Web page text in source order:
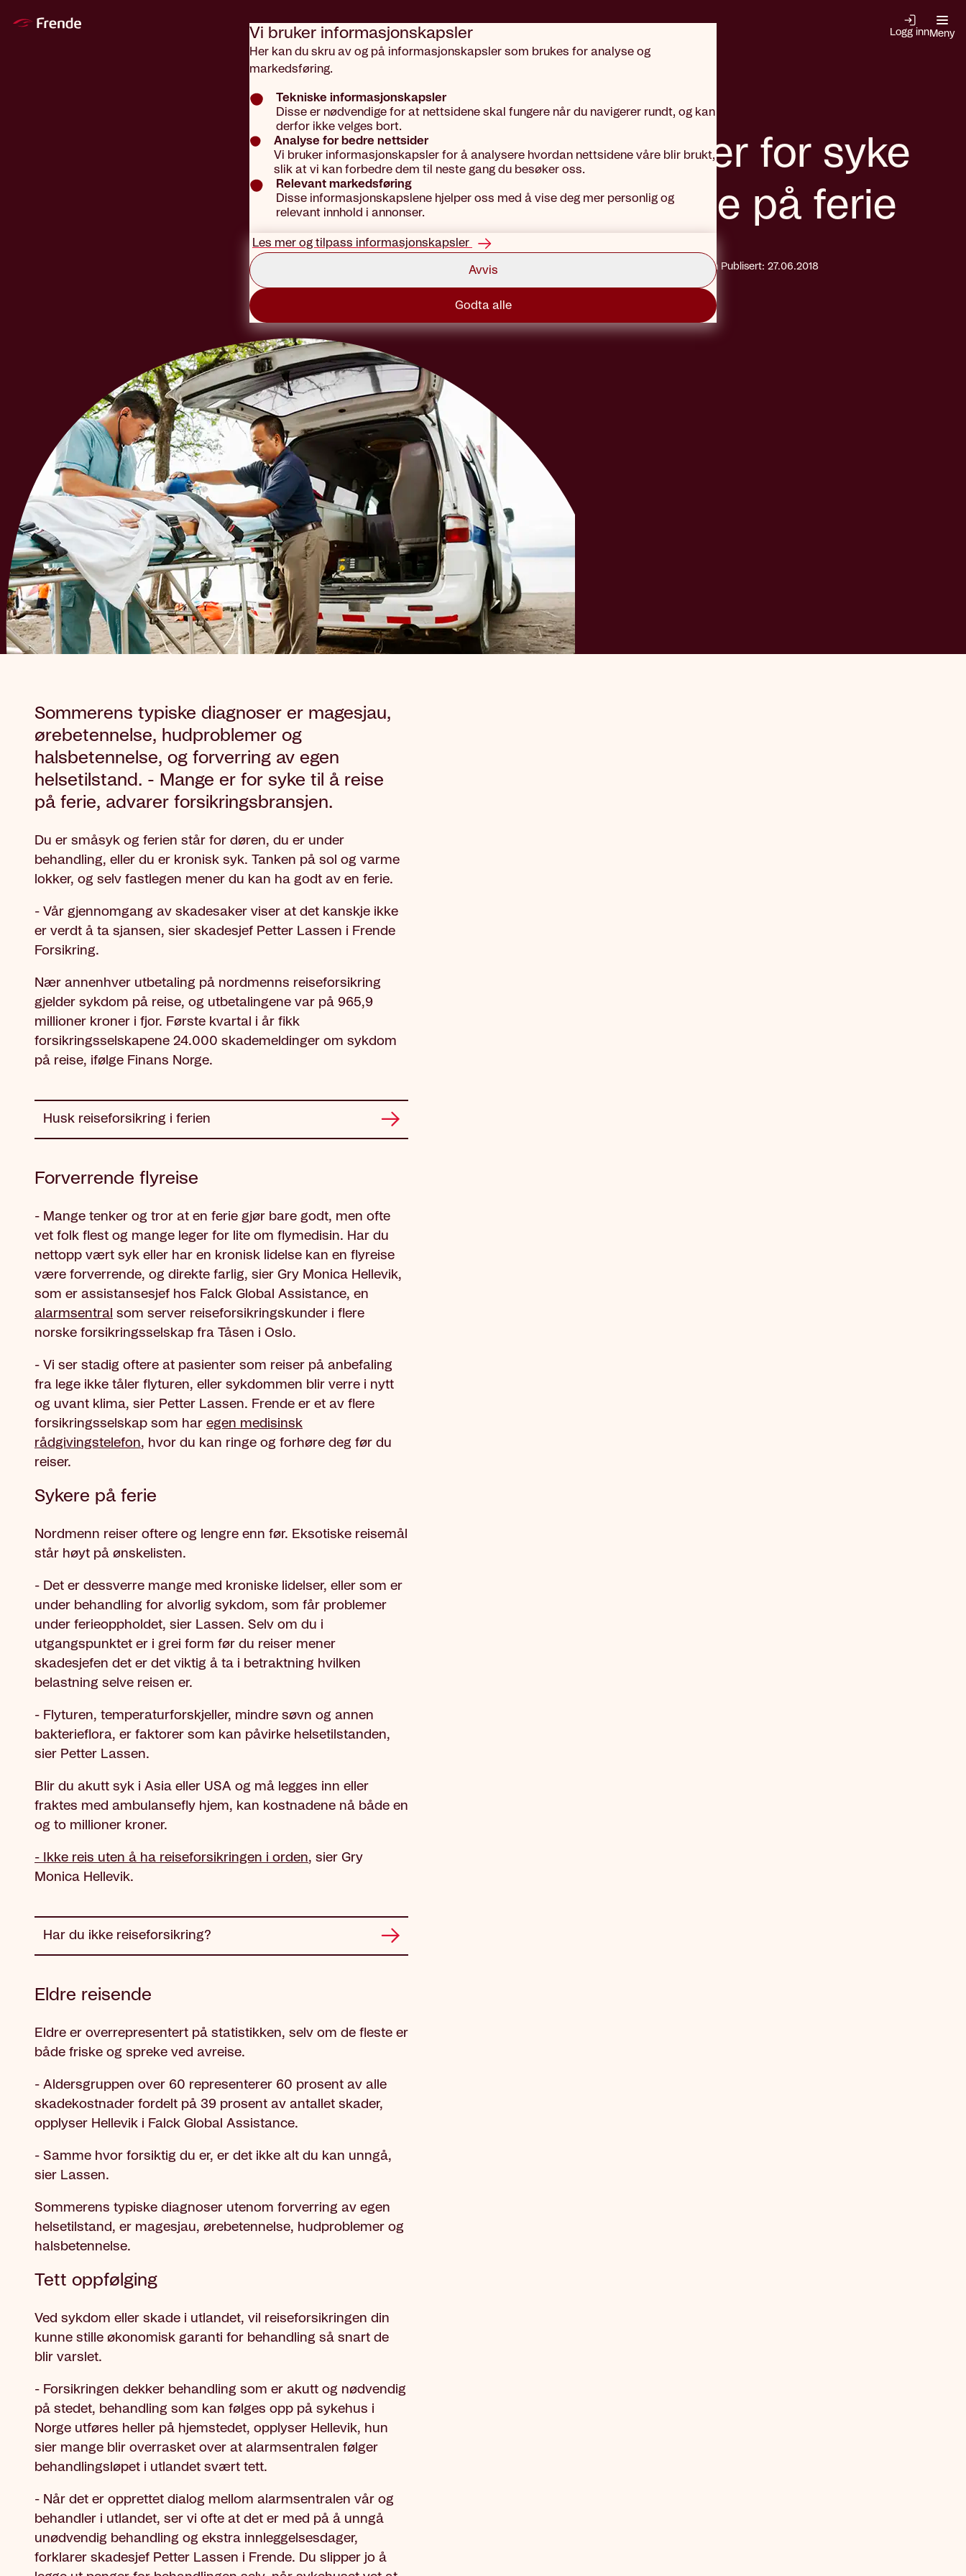
Vi bruker informasjons­kapsler
Her kan du skru av og på informasjonskapsler som brukes for analyse og
markedsføring.
Tekniske informasjonskapsler
Disse er nødvendige for at nettsidene skal fungere når du navigerer rundt, og kan
derfor ikke velges bort.
Analyse for bedre nettsider
Vi bruker informasjonskapsler for å analysere hvordan nettsidene våre blir brukt,
slik at vi kan forbedre dem til neste gang du besøker oss.
Relevant markedsføring
Disse informasjonskapslene hjelper oss med å vise deg mer personlig og
relevant innhold i annonser.
Les mer og tilpass informasjonskapsler
Avvis
Godta alle
Gå til hovedinnhold
Logg innMeny
Mange er for syke
til å reise på ferie
Tekst: Heidi Tofterå Slettemoen Publisert: 27.06.2018
Sommerens typiske diagnoser er magesjau,
ørebetennelse, hudproblemer og
halsbetennelse, og forverring av egen
helsetilstand. - Mange er for syke til å reise
på ferie, advarer forsikringsbransjen.
Du er småsyk og ferien står for døren, du er under
behandling, eller du er kronisk syk. Tanken på sol og varme
lokker, og selv fastlegen mener du kan ha godt av en ferie.
- Vår gjennomgang av skadesaker viser at det kanskje ikke
er verdt å ta sjansen, sier skadesjef Petter Lassen i Frende
Forsikring.
Nær annenhver utbetaling på nordmenns reiseforsikring
gjelder sykdom på reise, og utbetalingene var på 965,9
millioner kroner i fjor. Første kvartal i år fikk
forsikringsselskapene 24.000 skademeldinger om sykdom
på reise, ifølge Finans Norge.
Husk reiseforsikring i ferien
Forverrende flyreise
- Mange tenker og tror at en ferie gjør bare godt, men ofte
vet folk flest og mange leger for lite om flymedisin. Har du
nettopp vært syk eller har en kronisk lidelse kan en flyreise
være forverrende, og direkte farlig, sier Gry Monica Hellevik,
som er assistansesjef hos Falck Global Assistance, en
alarmsentral som server reiseforsikringskunder i flere
norske forsikringsselskap fra Tåsen i Oslo.
- Vi ser stadig oftere at pasienter som reiser på anbefaling
fra lege ikke tåler flyturen, eller sykdommen blir verre i nytt
og uvant klima, sier Petter Lassen. Frende er et av flere
forsikringsselskap som har egen medisinsk
rådgivingstelefon, hvor du kan ringe og forhøre deg før du
reiser.
Sykere på ferie
Nordmenn reiser oftere og lengre enn før. Eksotiske reisemål
står høyt på ønskelisten.
- Det er dessverre mange med kroniske lidelser, eller som er
under behandling for alvorlig sykdom, som får problemer
under ferieoppholdet, sier Lassen. Selv om du i
utgangspunktet er i grei form før du reiser mener
skadesjefen det er det viktig å ta i betraktning hvilken
belastning selve reisen er.
- Flyturen, temperaturforskjeller, mindre søvn og annen
bakterieflora, er faktorer som kan påvirke helsetilstanden,
sier Petter Lassen.
Blir du akutt syk i Asia eller USA og må legges inn eller
fraktes med ambulansefly hjem, kan kostnadene nå både en
og to millioner kroner.
- Ikke reis uten å ha reiseforsikringen i orden, sier Gry
Monica Hellevik.
Har du ikke reiseforsikring?
Eldre reisende
Eldre er overrepresentert på statistikken, selv om de fleste er
både friske og spreke ved avreise.
- Aldersgruppen over 60 representerer 60 prosent av alle
skadekostnader fordelt på 39 prosent av antallet skader,
opplyser Hellevik i Falck Global Assistance.
- Samme hvor forsiktig du er, er det ikke alt du kan unngå,
sier Lassen.
Sommerens typiske diagnoser utenom forverring av egen
helsetilstand, er magesjau, ørebetennelse, hudproblemer og
halsbetennelse.
Tett oppfølging
Ved sykdom eller skade i utlandet, vil reiseforsikringen din
kunne stille økonomisk garanti for behandling så snart de
blir varslet.
- Forsikringen dekker behandling som er akutt og nødvendig
på stedet, behandling som kan følges opp på sykehus i
Norge utføres heller på hjemstedet, opplyser Hellevik, hun
sier mange blir overrasket over at alarmsentralen følger
behandlingsløpet i utlandet svært tett.
- Når det er opprettet dialog mellom alarmsentralen vår og
behandler i utlandet, ser vi ofte at det er med på å unngå
unødvendig behandling og ekstra innleggelsesdager,
forklarer skadesjef Petter Lassen i Frende. Du slipper jo å